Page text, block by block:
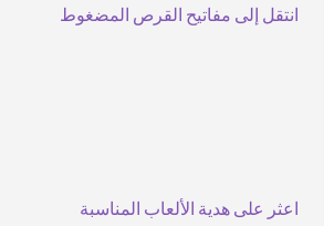
انتقل إلى مفاتيح القرص المضغوط
اعثر على هدية الألعاب المناسبة